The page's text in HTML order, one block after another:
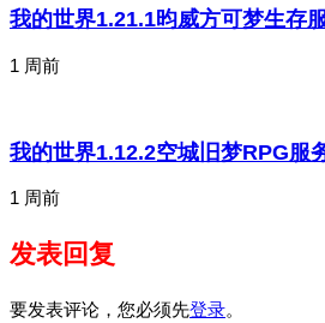
我的世界1.21.1昀威方可梦生存
1 周前
我的世界1.12.2空城旧梦RPG服
1 周前
发表回复
要发表评论，您必须先登录。